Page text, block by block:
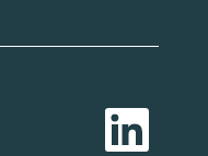
在
新
选